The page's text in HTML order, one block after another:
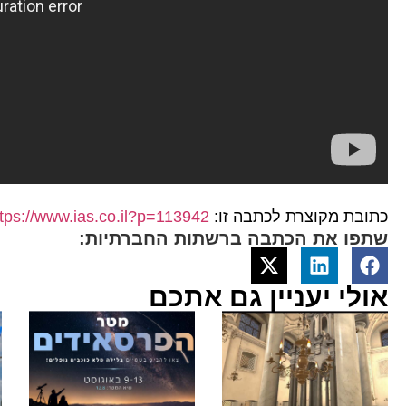
כתובת מקוצרת לכתבה זו: www.ias.co.il?p=113942
שתפו את הכתבה ברשתות החברתיות:
אולי יעניין גם אתכם